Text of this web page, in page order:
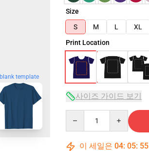
blank template
Size
S
M L XL
Print Location
사이즈 가이드 보기
이 세일은 04: 05: 54